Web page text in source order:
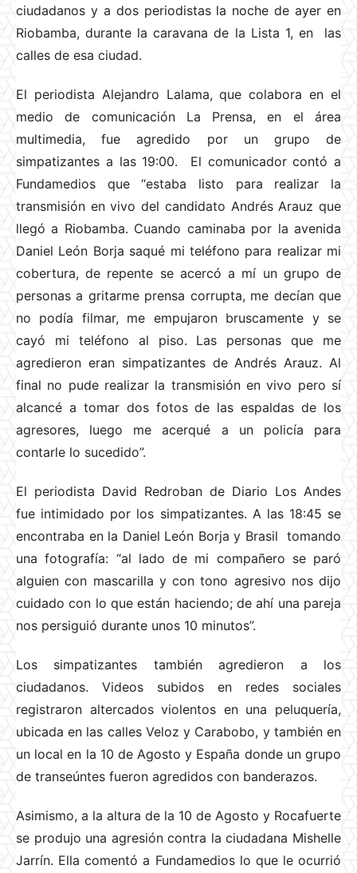
ciudadanos y a dos periodistas la noche de ayer en
Riobamba, durante la caravana de la Lista 1, en las
calles de esa ciudad.
El periodista Alejandro Lalama, que colabora en el
medio de comunicación La Prensa, en el área
multimedia, fue agredido por un grupo de
simpatizantes a las 19:00. El comunicador contó a
Fundamedios que “estaba listo para realizar la
transmisión en vivo del candidato Andrés Arauz que
llegó a Riobamba. Cuando caminaba por la avenida
Daniel León Borja saqué mi teléfono para realizar mi
cobertura, de repente se acercó a mí un grupo de
personas a gritarme prensa corrupta, me decían que
no podía filmar, me empujaron bruscamente y se
cayó mi teléfono al piso. Las personas que me
agredieron eran simpatizantes de Andrés Arauz. Al
final no pude realizar la transmisión en vivo pero sí
alcancé a tomar dos fotos de las espaldas de los
agresores, luego me acerqué a un policía para
contarle lo sucedido”.
El periodista David Redroban de Diario Los Andes
fue intimidado por los simpatizantes. A las 18:45 se
encontraba en la Daniel León Borja y Brasil tomando
una fotografía: “al lado de mi compañero se paró
alguien con mascarilla y con tono agresivo nos dijo
cuidado con lo que están haciendo; de ahí una pareja
nos persiguió durante unos 10 minutos”.
Los simpatizantes también agredieron a los
ciudadanos. Videos subidos en redes sociales
registraron altercados violentos en una peluquería,
ubicada en las calles Veloz y Carabobo, y también en
un local en la 10 de Agosto y España donde un grupo
de transeúntes fueron agredidos con banderazos.
Asimismo, a la altura de la 10 de Agosto y Rocafuerte
se produjo una agresión contra la ciudadana Mishelle
Jarrín. Ella comentó a Fundamedios lo que le ocurrió